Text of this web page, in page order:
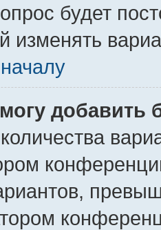
опрос будет
изменять
добавить